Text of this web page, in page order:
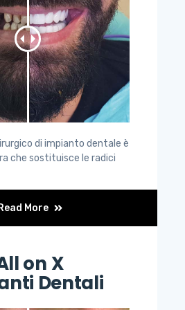
di impianto dentale è
che sostituisce le radici
More
on X
Dentali